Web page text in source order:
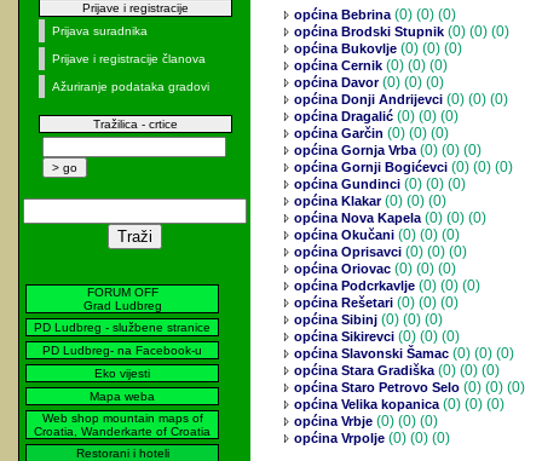
Prijave i registracije
Prijava suradnika
Prijave i registracije članova
Ažuriranje podataka gradovi
Tražilica - crtice
FORUM OFF
Grad Ludbreg
PD Ludbreg - službene stranice
PD Ludbreg- na Facebook-u
Eko vijesti
Mapa weba
Web shop mountain maps of
Croatia, Wanderkarte of Croatia
Restorani i hoteli
općina Bebrina(0) (0) (0)
općina Brodski Stupnik (0) (0) (0)
općina Bukovlje (0) (0) (0)
općina Cernik (0) (0) (0)
općina Davor(0) (0) (0)
općina Donji Andrijevci (0) (0) (0)
općina Dragalić (0) (0) (0)
općina Garčin (0) (0) (0)
općina Gornja Vrba(0) (0) (0)
općina Gornji Bogićevci (0) (0) (0)
općina Gundinci (0) (0) (0)
općina Klakar(0) (0) (0)
općina Nova Kapela(0) (0) (0)
općina Okučani (0) (0) (0)
općina Oprisavci (0) (0) (0)
općina Oriovac (0) (0) (0)
općina Podcrkavlje (0) (0) (0)
općina Rešetari (0) (0) (0)
općina Sibinj (0) (0) (0)
općina Sikirevci (0) (0) (0)
općina Slavonski Šamac (0) (0) (0)
općina Stara Gradiška(0) (0) (0)
općina Staro Petrovo Selo (0) (0) (0)
općina Velika kopanica(0) (0) (0)
općina Vrbje (0) (0) (0)
općina Vrpolje (0) (0) (0)